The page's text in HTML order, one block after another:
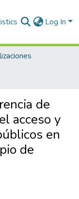
Log In
de
acceso y
en
de